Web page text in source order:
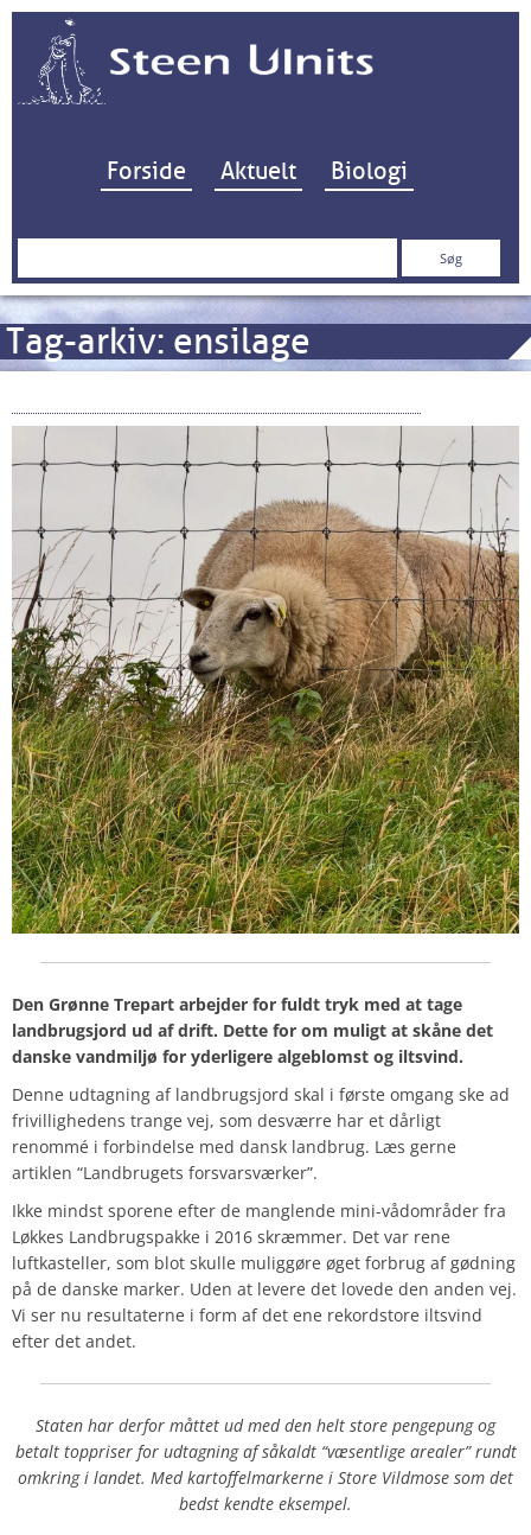
Hop til indhold
Forside Aktuelt Biologi
Søg
Tag-arkiv: ensilage
Den Grønne Trepart arbejder for fuldt tryk med at tage
landbrugsjord ud af drift. Dette for om muligt at skåne det
danske vandmiljø for yderligere algeblomst og iltsvind.
Denne udtagning af landbrugsjord skal i første omgang ske ad
frivillighedens trange vej, som desværre har et dårligt
renommé i forbindelse med dansk landbrug. Læs gerne
artiklen “Landbrugets forsvarsværker”.
Ikke mindst sporene efter de manglende mini-vådområder fra
Løkkes Landbrugspakke i 2016 skræmmer. Det var rene
luftkasteller, som blot skulle muliggøre øget forbrug af gødning
på de danske marker. Uden at levere det lovede den anden vej.
Vi ser nu resultaterne i form af det ene rekordstore iltsvind
efter det andet.
Staten har derfor måttet ud med den helt store pengepung og
betalt toppriser for udtagning af såkaldt “væsentlige arealer” rundt
omkring i landet. Med kartoffelmarkerne i Store Vildmose som det
bedst kendte eksempel.